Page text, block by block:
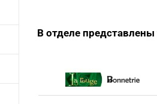
В отделе